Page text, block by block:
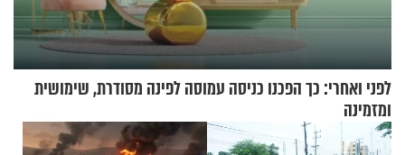
לפני ואחרי: כך הפכנו כניסה עמוסה לפינה מסודרת, שימושית
ומזמינה